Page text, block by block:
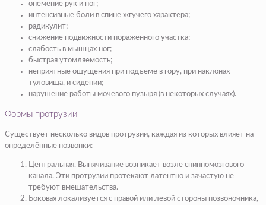
онемение рук и ног;
интенсивные боли в спине жгучего характера;
радикулит;
снижение подвижности поражённого участка;
слабость в мышцах ног;
быстрая утомляемость;
неприятные ощущения при подъёме в гору, при наклонах
туловища, и сидении;
нарушение работы мочевого пузыря (в некоторых случаях).
Формы протрузии
Существует несколько видов протрузии, каждая из которых влияет на
определённые позвонки:
Центральная. Выпячивание возникает возле спинномозгового
канала. Эти протрузии протекают латентно и зачастую не
требуют вмешательства.
Боковая локализуется с правой или левой стороны позвоночника,